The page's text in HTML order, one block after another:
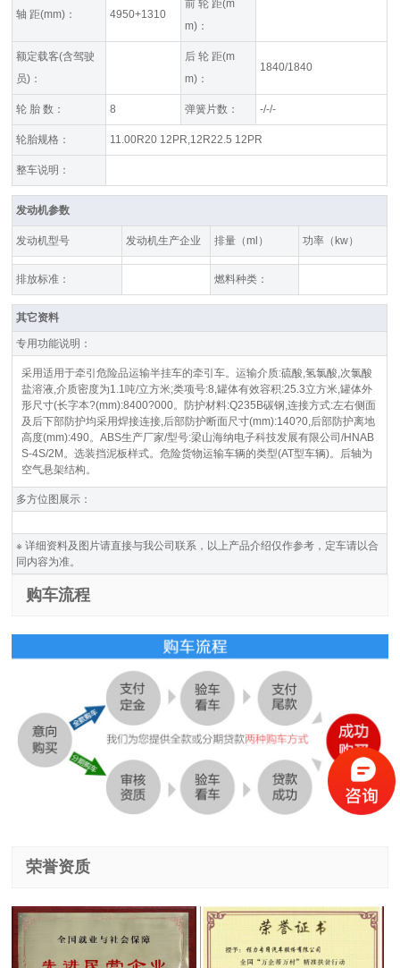
轴 距(mm)： 4950+1310
前 轮 距(m
m)：
额定载客(含驾驶
员)：
后 轮 距(m
m)：
1840/1840
轮 胎 数： 8 弹簧片数： -/-/-
轮胎规格： 11.00R20 12PR,12R22.5 12PR
整车说明：
发动机参数
发动机型号 发动机生产企业 排量（ml） 功率（kw）
排放标准： 燃料种类：
其它资料
专用功能说明：
采用适用于牵引危险品运输半挂车的牵引车。运输介质:硫酸,氢氯酸,次氯酸
盐溶液,介质密度为1.1吨/立方米;类项号:8,罐体有效容积:25.3立方米,罐体外
形尺寸(长字本?(mm):8400?000。防护材料:Q235B碳钢,连接方式:左右侧面
及后下部防护均采用焊接连接,后部防护断面尺寸(mm):140?0,后部防护离地
高度(mm):490。ABS生产厂家/型号:梁山海纳电子科技发展有限公司/HNAB
S-4S/2M。选装挡泥板样式。危险货物运输车辆的类型(AT型车辆)。后轴为
空气悬架结构。
多方位图展示：
※ 详细资料及图片请直接与我公司联系，以上产品介绍仅作参考，定车请以合
同内容为准。
购车流程
荣誉资质